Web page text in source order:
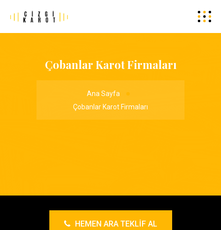
Çobanlar Karot Firmaları
Ana Sayfa
Çobanlar Karot Firmaları
HEMEN ARA TEKLIF AL